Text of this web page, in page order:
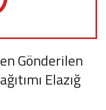
Gönderilen
Elazığ